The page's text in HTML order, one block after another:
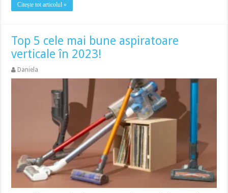
Citește tot articolul »
Top 5 cele mai bune aspiratoare
verticale în 2023!
Daniela